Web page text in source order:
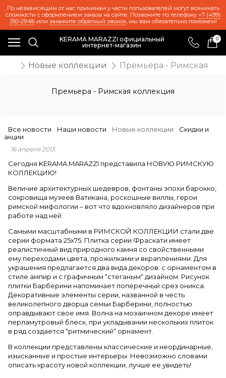
По независящим от нас причинам у части пользователей могут возникать
сложности с оформлением заказа на сайте. Позвоните по телефону +7 (499)
350-29-66или закажите обратный звонок, мы вам обязательно поможем!
KERAMA MARAZZI официальный
интернет-магазин
0
Новые коллекции Премьера - Римская
Премьера - Римская коллекция
Все новости Наши новости Новые коллекции
Скидки и
акции
16 апреля 2013
Сегодня KERAMA MARAZZI представила НОВУЮ РИМСКУЮ
КОЛЛЕКЦИЮ!
Величие архитектурных шедевров, фонтаны эпохи барокко,
сокровища музеев Ватикана, роскошные виллы, герои
римской мифологии – вот что вдохновляло дизайнеров при
работе над ней.
Самыми масштабными в РИМСКОЙ КОЛЛЕКЦИИ стали две
серии формата 25х75. Плитка серии Фраскати имеет
реалистичный вид природного камня со свойственными
ему переходами цвета, прожилками и вкраплениями. Для
украшения предлагается два вида декоров: с орнаментом в
стиле ампир и с графичным “стеганым“ дизайном. Рисунок
плитки Барберини напоминает поперечный срез оникса.
Декоративные элементы серии, названной в честь
великолепного дворца семьи Барберини, полностью
оправдывают свое имя. Волна на мозаичном декоре имеет
перламутровый блеск, при укладывании нескольких плиток
в ряд создается “ритмический“ орнамент.
В коллекции представлены классические и неординарные,
изысканные и простые интерьеры. Невозможно словами
описать красоту новой коллекции, лучше ее увидеть!